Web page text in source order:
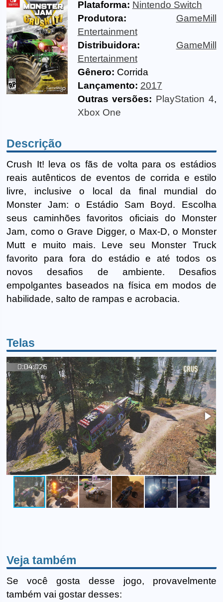
Plataforma: Nintendo Switch
Produtora:
GameMill
Entertainment
Distribuidora:
GameMill
Entertainment
Gênero: Corrida
Lançamento: 2017
Outras versões: PlayStation 4,
Xbox One
Descrição
Crush It! leva os fãs de volta para os estádios
reais autênticos de eventos de corrida e estilo
livre, inclusive o local da final mundial do
Monster Jam: o Estádio Sam Boyd. Escolha
seus caminhões favoritos oficiais do Monster
Jam, como o Grave Digger, o Max-D, o Monster
Mutt e muito mais. Leve seu Monster Truck
favorito para fora do estádio e até todos os
novos desafios de ambiente. Desafios
empolgantes baseados na física em modos de
habilidade, salto de rampas e acrobacia.
Telas
Veja também
Se você gosta desse jogo, provavelmente
também vai gostar desses: